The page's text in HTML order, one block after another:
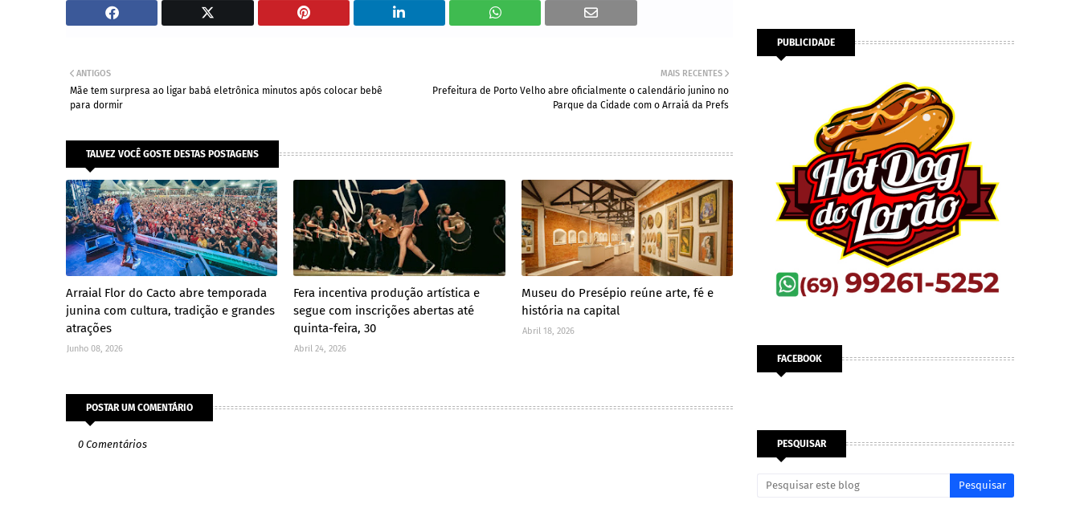
MAIS RECENTES
Prefeitura de Porto Velho abre oficialmente o calendário junino no
Parque da Cidade com o Arraiá da Prefs
ANTIGOS
Mãe tem surpresa ao ligar babá eletrônica minutos após colocar bebê
para dormir
TALVEZ VOCÊ GOSTE DESTAS POSTAGENS
Arraial Flor do Cacto abre temporada
junina com cultura, tradição e grandes
atrações
Junho 08, 2026
Fera incentiva produção artística e
segue com inscrições abertas até
quinta-feira, 30
Abril 24, 2026
Museu do Presépio reúne arte, fé e
história na capital
Abril 18, 2026
POSTAR UM COMENTÁRIO
0 Comentários
PUBLICIDADE
FACEBOOK
PESQUISAR